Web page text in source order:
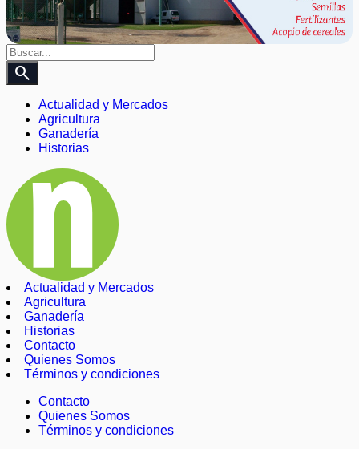
search
Actualidad y Mercados
Agricultura
Ganadería
Historias
Actualidad y Mercados
Agricultura
Ganadería
Historias
Contacto
Quienes Somos
Términos y condiciones
Contacto
Quienes Somos
Términos y condiciones